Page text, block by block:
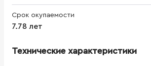
Срок окупаемости
7.78 лет
Технические характеристики